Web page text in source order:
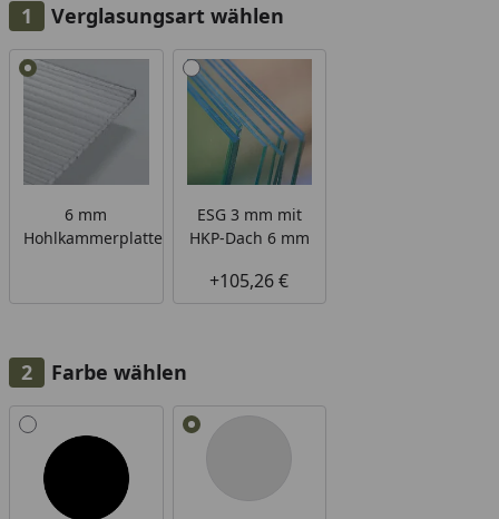
Verglasungsart wählen
Alle anzeigen (2)
6 mm
Hohlkammerplatten
ESG 3 mm mit
HKP-Dach 6 mm
+105,26 €
Farbe wählen
Alle anzeigen (2)